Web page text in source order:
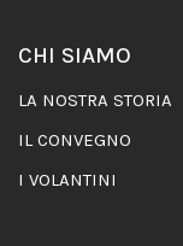
CHI SIAMO
LA NOSTRA STORIA
IL CONVEGNO
I VOLANTINI